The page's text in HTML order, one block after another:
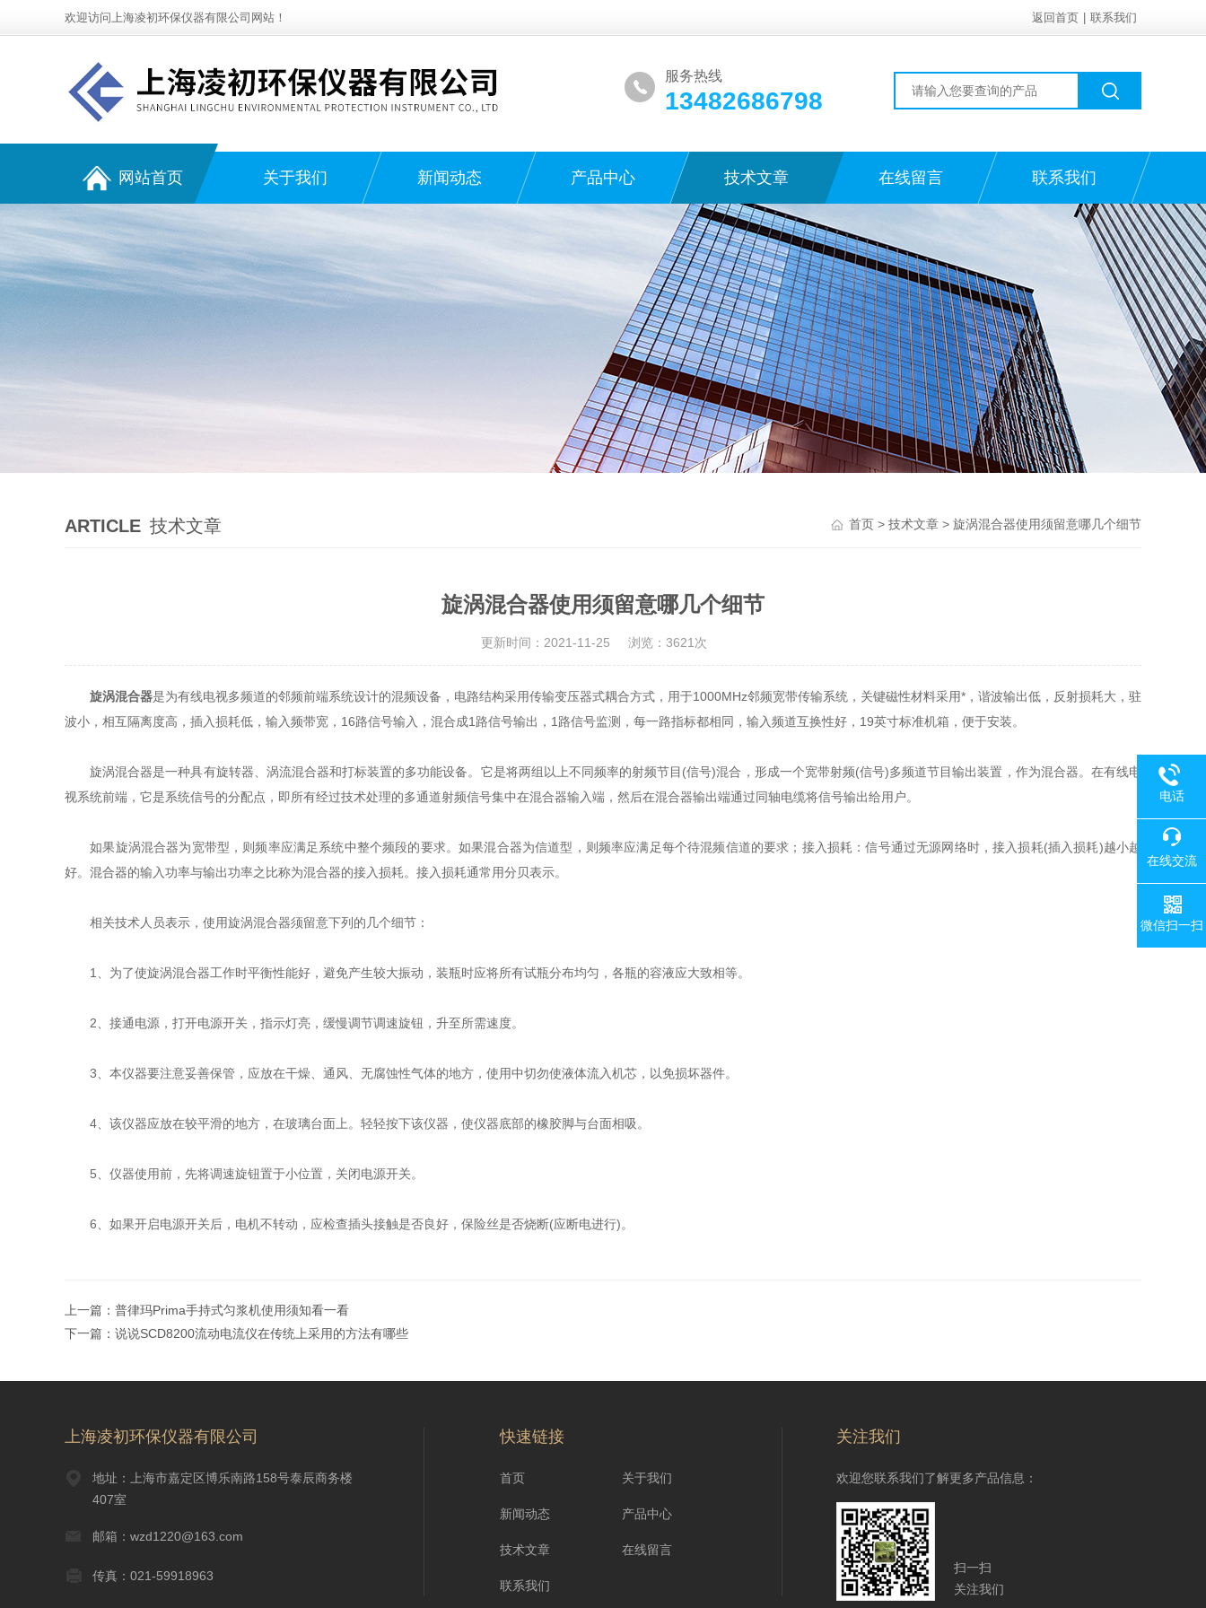
欢迎访问上海凌初环保仪器有限公司网站！ 返回首页 联系我们
服务热线
13482686798
网站首页 关于我们 新闻动态 产品中心 技术文章 在线留言 联系我们
ARTICLE 技术文章 首页 > 技术文章 > 旋涡混合器使用须留意哪几个细节
旋涡混合器使用须留意哪几个细节
更新时间：2021-11-25 浏览：3621次
旋涡混合器是为有线电视多频道的邻频前端系统设计的混频设备，电路结构采用传输变压器式耦合方式，用于1000MHz邻频宽带传输系统，关键磁性材料采用*，谐波输出低，反射损耗大，驻
波小，相互隔离度高，插入损耗低，输入频带宽，16路信号输入，混合成1路信号输出，1路信号监测，每一路指标都相同，输入频道互换性好，19英寸标准机箱，便于安装。
旋涡混合器是一种具有旋转器、涡流混合器和打标装置的多功能设备。它是将两组以上不同频率的射频节目(信号)混合，形成一个宽带射频(信号)多频道节目输出装置，作为混合器。在有线电
视系统前端，它是系统信号的分配点，即所有经过技术处理的多通道射频信号集中在混合器输入端，然后在混合器输出端通过同轴电缆将信号输出给用户。
如果旋涡混合器为宽带型，则频率应满足系统中整个频段的要求。如果混合器为信道型，则频率应满足每个待混频信道的要求；接入损耗：信号通过无源网络时，接入损耗(插入损耗)越小越
好。混合器的输入功率与输出功率之比称为混合器的接入损耗。接入损耗通常用分贝表示。
相关技术人员表示，使用旋涡混合器须留意下列的几个细节：
1、为了使旋涡混合器工作时平衡性能好，避免产生较大振动，装瓶时应将所有试瓶分布均匀，各瓶的容液应大致相等。
2、接通电源，打开电源开关，指示灯亮，缓慢调节调速旋钮，升至所需速度。
3、本仪器要注意妥善保管，应放在干燥、通风、无腐蚀性气体的地方，使用中切勿使液体流入机芯，以免损坏器件。
4、该仪器应放在较平滑的地方，在玻璃台面上。轻轻按下该仪器，使仪器底部的橡胶脚与台面相吸。
5、仪器使用前，先将调速旋钮置于小位置，关闭电源开关。
6、如果开启电源开关后，电机不转动，应检查插头接触是否良好，保险丝是否烧断(应断电进行)。
上一篇： 普律玛Prima手持式匀浆机使用须知看一看
下一篇： 说说SCD8200流动电流仪在传统上采用的方法有哪些
上海凌初环保仪器有限公司
地址：上海市嘉定区博乐南路158号泰辰商务楼
407室
邮箱：wzd1220@163.com
传真：021-59918963
快速链接
首页 关于我们
新闻动态 产品中心
技术文章 在线留言
联系我们
关注我们
欢迎您联系我们了解更多产品信息：
扫一扫
关注我们
电话
在线交流
微信扫一扫